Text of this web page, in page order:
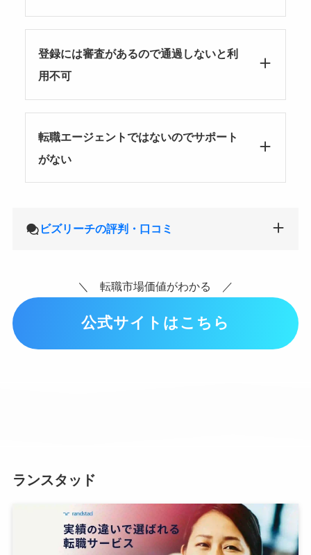
登録には審査があるので通過しないと利
用不可
転職エージェントではないのでサポート
がない
ビズリーチの評判・口コミ
＼ 転職市場価値がわかる ／
公式サイトはこちら
ランスタッド